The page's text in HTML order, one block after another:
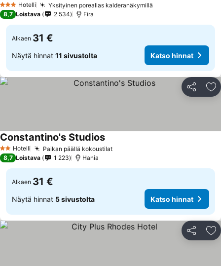
3 Tähtiluokitus
Hotelli Yksityinen poreallas kalderanäkymillä
8,7 Loistava 2 534 Fira
Alkaen 31 €
Näytä hinnat 11 sivustolta Katso hinnat
Jaa
2 Tähtiluokitus
Hotelli Paikan päällä kokoustilat
Constantino's Studios
8,7 Loistava 1 223 Hania
Alkaen 31 €
Näytä hinnat 5 sivustolta Katso hinnat
Jaa